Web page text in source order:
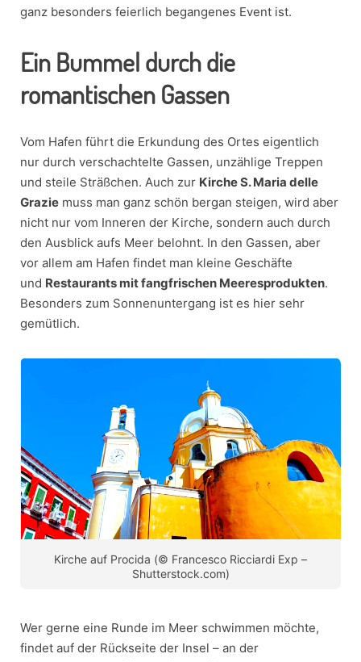
ganz besonders feierlich begangenes Event ist.
Ein Bummel durch die
romantischen Gassen
Vom Hafen führt die Erkundung des Ortes eigentlich
nur durch verschachtelte Gassen, unzählige Treppen
und steile Sträßchen. Auch zur Kirche S. Maria delle
Grazie muss man ganz schön bergan steigen, wird aber
nicht nur vom Inneren der Kirche, sondern auch durch
den Ausblick aufs Meer belohnt. In den Gassen, aber
vor allem am Hafen findet man kleine Geschäfte
und Restaurants mit fangfrischen Meeresprodukten.
Besonders zum Sonnenuntergang ist es hier sehr
gemütlich.
Kirche auf Procida (© Francesco Ricciardi Exp –
Shutterstock.com)
Wer gerne eine Runde im Meer schwimmen möchte,
findet auf der Rückseite der Insel – an der